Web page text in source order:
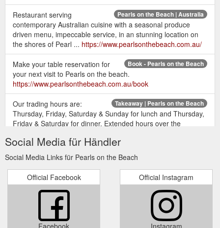
Pearls on the Beach | Australia
Restaurant serving
contemporary Australian cuisine with a seasonal produce
driven menu, impeccable service, in an stunning location on
the shores of Pearl ... https://www.pearlsonthebeach.com.au/
Book - Pearls on the Beach
Make your table reservation for
your next visit to Pearls on the beach.
https://www.pearlsonthebeach.com.au/book
Takeaway | Pearls on the Beach
Our trading hours are:
Thursday, Friday, Saturday & Sunday for lunch and Thursday,
Friday & Saturday for dinner. Extended hours over the
https://www.pearlsonthebeach.com.au/takeaway
Social Media für Händler
Social Media Links für Pearls on the Beach
Official Facebook
Facebook
Official Instagram
Instagram